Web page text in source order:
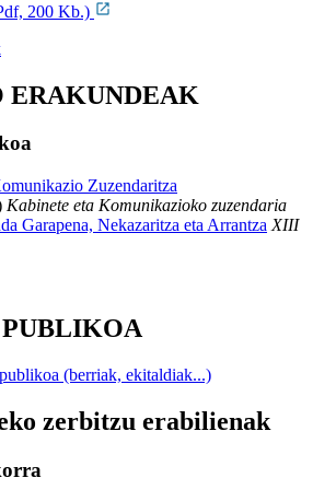
200 Kb.)
ERAKUNDEAK
Zuzendaritza
Kabinete eta Komunikazioko zuzendaria
Garapena, Nekazaritza eta Arrantza XIII
(berriak, ekitaldiak...)
zerbitzu erabilienak